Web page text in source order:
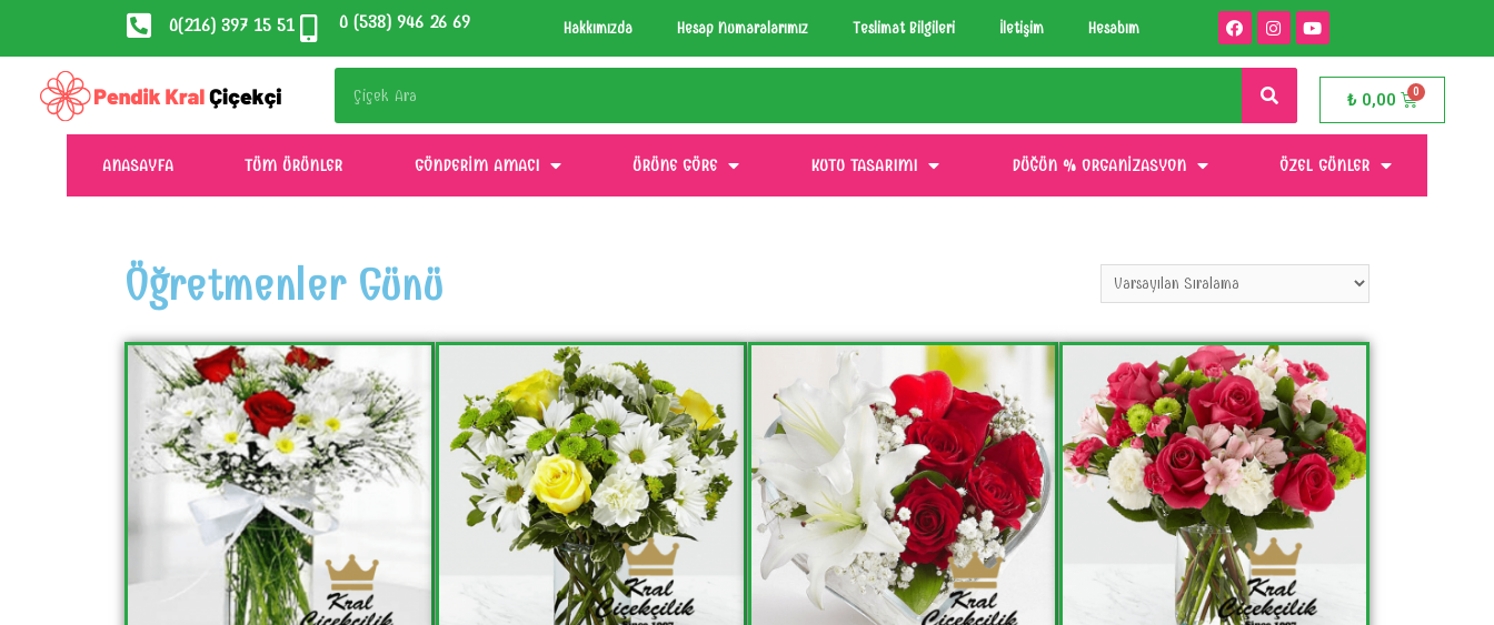
0(216) 397 15 51 0 (538) 946 26 69 Hakkımızda Hesap Numaralarımız Teslimat Bilgileri İletişim Hesabım
₺0,00
ANASAYFA TÜM ÜRÜNLER GÖNDERIM AMACI ÜRÜNE GÖRE KUTU TASARIMI DÜĞÜN % ORGANIZASYON ÖZEL GÜNLER
Öğretmenler Günü